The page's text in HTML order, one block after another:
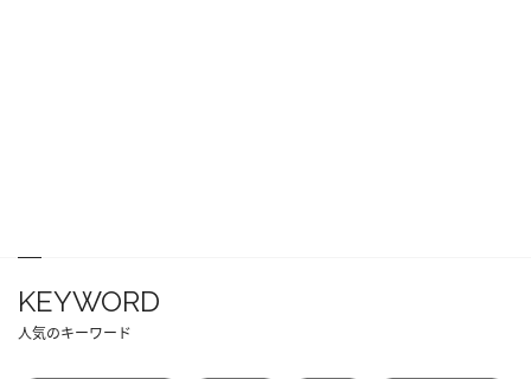
KEYWORD
人気のキーワード